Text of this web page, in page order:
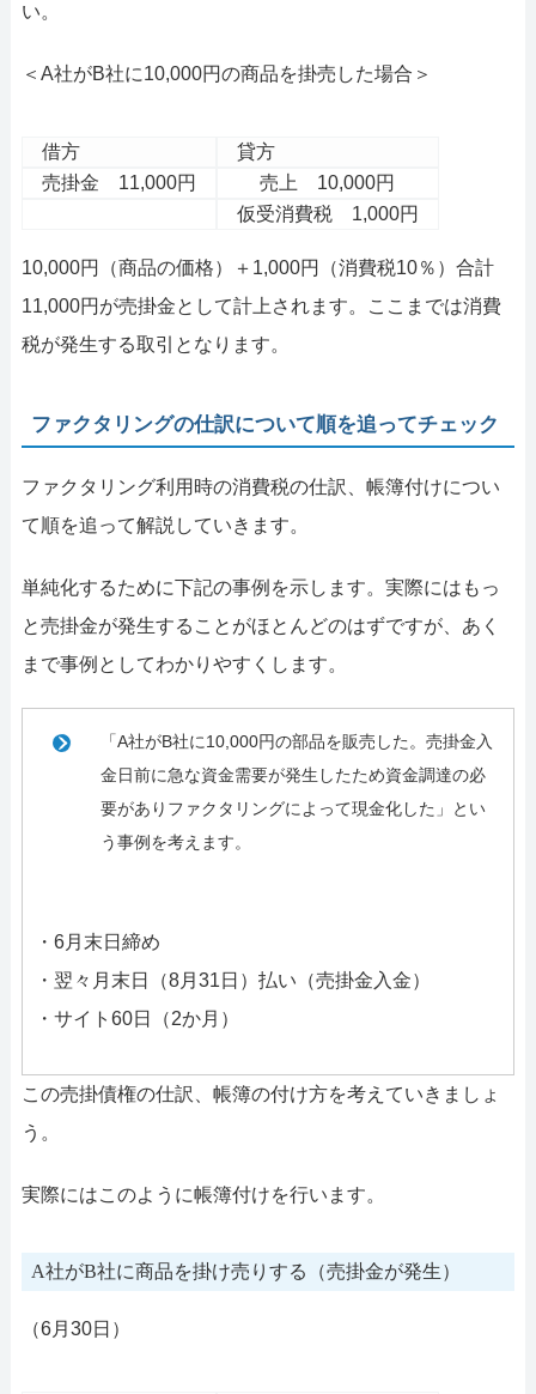
い。
＜A社がB社に10,000円の商品を掛売した場合＞
借方
貸方
売掛金 11,000円
売上 10,000円
仮受消費税 1,000円
10,000円（商品の価格）＋1,000円（消費税10％）合計
11,000円が売掛金として計上されます。ここまでは消費
税が発生する取引となります。
ファクタリングの仕訳について順を追ってチェック
ファクタリング利用時の消費税の仕訳、帳簿付けについ
て順を追って解説していきます。
単純化するために下記の事例を示します。実際にはもっ
と売掛金が発生することがほとんどのはずですが、あく
まで事例としてわかりやすくします。
「A社がB社に10,000円の部品を販売した。売掛金入
金日前に急な資金需要が発生したため資金調達の必
要がありファクタリングによって現金化した」とい
う事例を考えます。
・6月末日締め
・翌々月末日（8月31日）払い（売掛金入金）
・サイト60日（2か月）
この売掛債権の仕訳、帳簿の付け方を考えていきましょ
う。
実際にはこのように帳簿付けを行います。
A社がB社に商品を掛け売りする（売掛金が発生）
（6月30日）